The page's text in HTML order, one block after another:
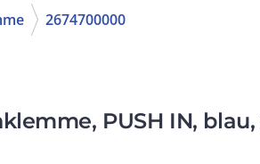
2674700000
PUSH IN, blau,